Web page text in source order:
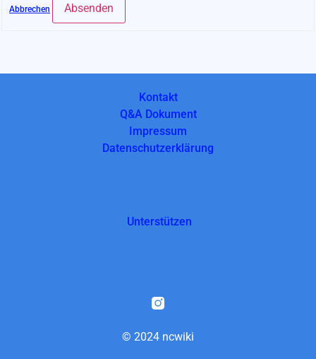
Abbrechen Absenden
Kontakt
Q&A Dokument
Impressum
Datenschutzerklärung
Unterstützen
© 2024 ncwiki